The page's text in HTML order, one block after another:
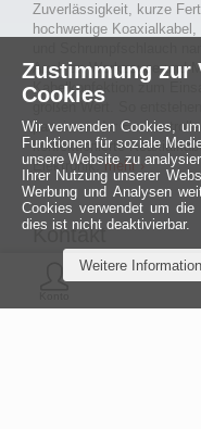
Zuverlässigkeit, kurze
hochwertige
Auch an Werkzeuge und
Kabelkonfektion zum
großen Wert. So
passieren der
konfektionierte
Elektronik.mehr ›
Kontakt
MCE Mauritz Electronics
Zustimmung zur
Cookies
Wir verwenden Cookies,
Funktionen für soziale
unsere Website zu
Ihrer Nutzung unserer
Werbung und Analysen
Cookies verwendet um
dies ist nicht deaktivierbar.
Weitere